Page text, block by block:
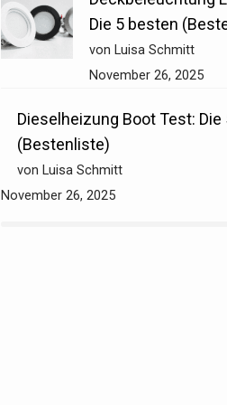
Die 5 besten
von Luisa Schmitt
November 26, 2025
Dieselheizung Boot Test: Die
(Bestenliste)
von Luisa Schmitt
November 26, 2025